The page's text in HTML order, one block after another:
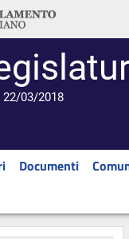
22/03/2018
Documenti